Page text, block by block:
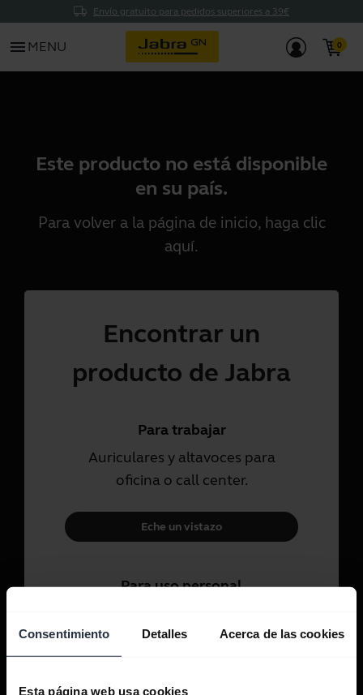
Envío gratuito para pedidos superiores a 39€
Consentimiento Detalles Acerca de las cookies
Esta página web usa cookies
menu MENU
Este producto no está disponible
en su país.
Para volver a la página de inicio, haga clic
aquí.
Encontrar un
producto de Jabra
Para trabajar
Auriculares y altavoces para
oficina o call center.
Eche un vistazo
Para uso personal
y deporte